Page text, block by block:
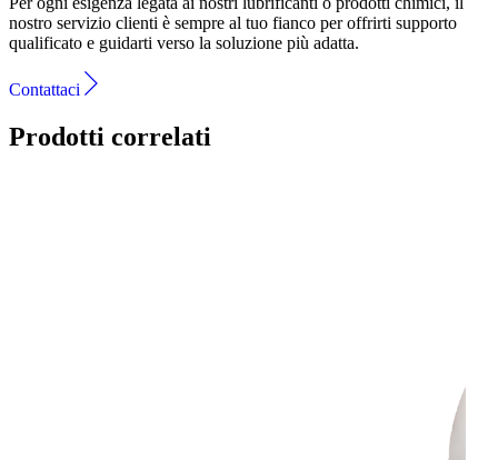
nostro servizio clienti è sempre al tuo fianco per offrirti supporto
qualificato e guidarti verso la soluzione più adatta.
Contattaci
Prodotti correlati